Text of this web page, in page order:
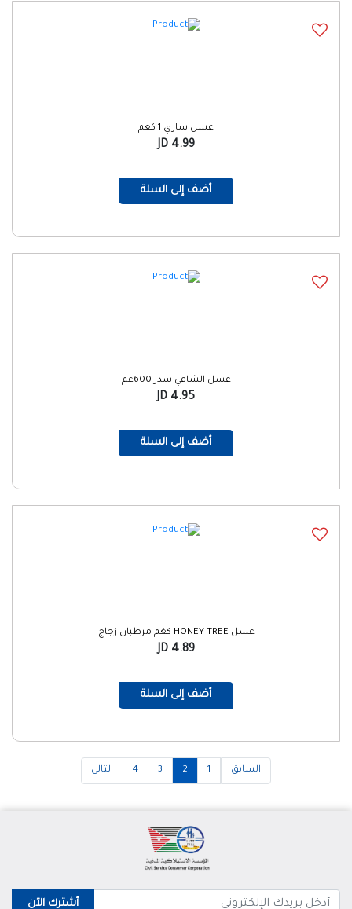
عسل ساري 1 كغم
4.99 JD
أضف إلى السلة
عسل الشافي سدر 600غم
4.95 JD
أضف إلى السلة
عسل HONEY TREE كغم مرطبان زجاج
4.89 JD
أضف إلى السلة
السابق 1
2
3
4 التالي
أشترك الآن